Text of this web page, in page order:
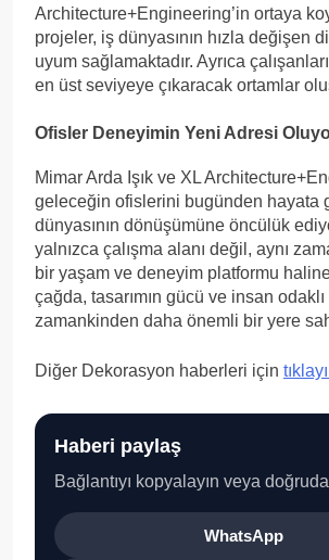
Architecture+Engineering’in ortaya
projeler, iş dünyasının hızla değişen
uyum sağlamaktadır. Ayrıca
en üst seviyeye çıkaracak ortamlar
Ofisler Deneyimin Yeni Adresi
Mimar Arda Işık ve XL
geleceğin ofislerini bugünden hayata
dünyasının dönüşümüne öncülük
yalnızca çalışma alanı değil, aynı
bir yaşam ve deneyim platformu
çağda, tasarımın gücü ve insan
zamankinden daha önemli bir yere
Diğer Dekorasyon haberleri için
Haberi paylaş
Bağlantıyı kopyalayın veya
WhatsApp